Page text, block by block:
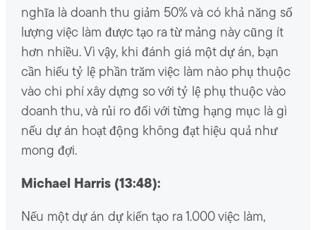
nghĩa là doanh thu giảm 50% và có khả năng số
lượng việc làm được tạo ra từ mảng này cũng ít
hơn nhiều. Vì vậy, khi đánh giá một dự án, bạn
cần hiểu tỷ lệ phần trăm việc làm nào phụ thuộc
vào chi phí xây dựng so với tỷ lệ phụ thuộc vào
doanh thu, và rủi ro đối với từng hạng mục là gì
nếu dự án hoạt động không đạt hiệu quả như
mong đợi.
Michael Harris (13:48):
Nếu một dự án dự kiến ​​tạo ra 1.000 việc làm,